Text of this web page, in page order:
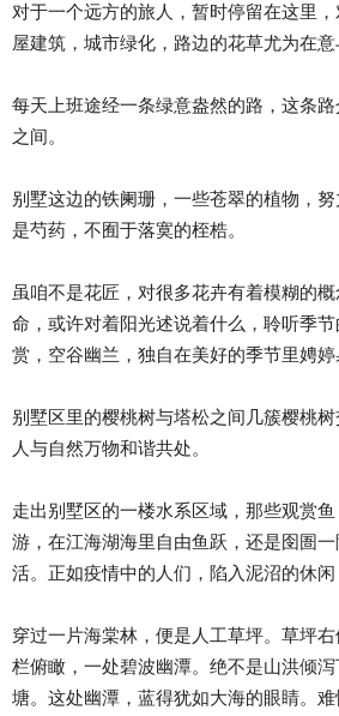
对于一个远方的旅人，暂时停留在这里
屋建筑，城市绿化，路边的花草尤为在意
每天上班途经一条绿意盎然的路，这条
之间。
别墅这边的铁阑珊，一些苍翠的植物，
是芍药，不囿于落寞的桎梏。
虽咱不是花匠，对很多花卉有着模糊的
命，或许对着阳光述说着什么，聆听季
赏，空谷幽兰，独自在美好的季节里娉婷
别墅区里的樱桃树与塔松之间几簇樱桃树
人与自然万物和谐共处。
走出别墅区的一楼水系区域，那些观赏
游，在江海湖海里自由鱼跃，还是囹圄
活。正如疫情中的人们，陷入泥沼的休闲
穿过一片海棠林，便是人工草坪。草坪
栏俯瞰，一处碧波幽潭。绝不是山洪倾
塘。这处幽潭，蓝得犹如大海的眼睛。